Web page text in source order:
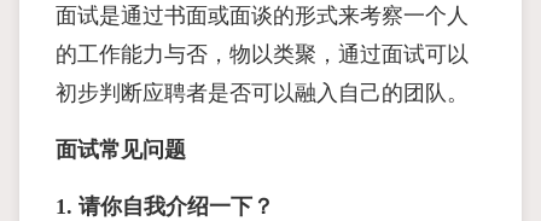
面试是通过书面或面谈的形式来考察一个人
的工作能力与否，物以类聚，通过面试可以
初步判断应聘者是否可以融入自己的团队。
面试常见问题
1. 请你自我介绍一下？